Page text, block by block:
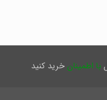
با اطمینانخرید کنید